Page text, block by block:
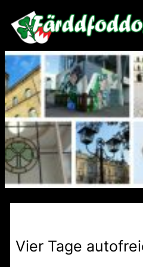
Zum
Inhalt
springen
Vier Tage